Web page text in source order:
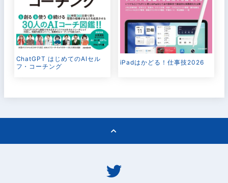
ChatGPT はじめてのAIセル
フ・コーチング
iPadはかどる！仕事技2026